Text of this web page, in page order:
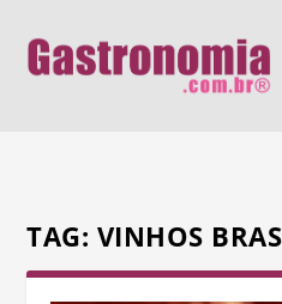
TAG: VINHOS